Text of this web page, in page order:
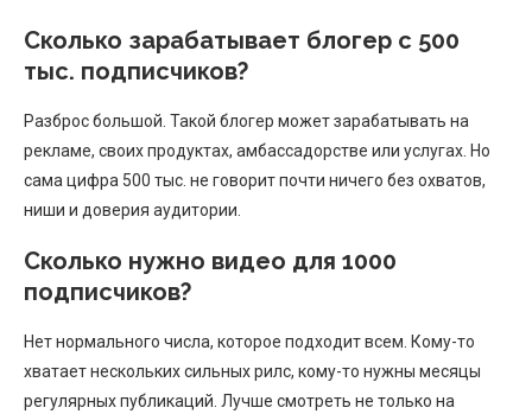
Сколько зарабатывает блогер с 500
тыс. подписчиков?
Разброс большой. Такой блогер может зарабатывать на
рекламе, своих продуктах, амбассадорстве или услугах. Но
сама цифра 500 тыс. не говорит почти ничего без охватов,
ниши и доверия аудитории.
Сколько нужно видео для 1000
подписчиков?
Нет нормального числа, которое подходит всем. Кому-то
хватает нескольких сильных рилс, кому-то нужны месяцы
регулярных публикаций. Лучше смотреть не только на